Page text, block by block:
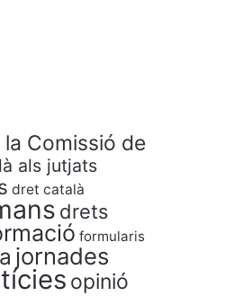
Comissió de
als jutjats
dret català
drets
formularis
jornades
opinió